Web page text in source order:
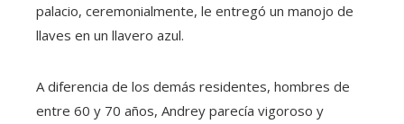
palacio, ceremonialmente, le entregó un manojo de
llaves en un llavero azul.
A diferencia de los demás residentes, hombres de
entre 60 y 70 años, Andrey parecía vigoroso y